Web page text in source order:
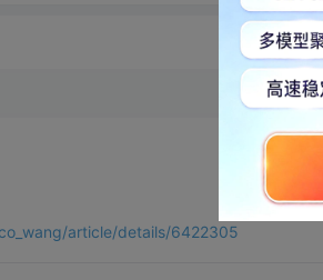
article/details/6422305